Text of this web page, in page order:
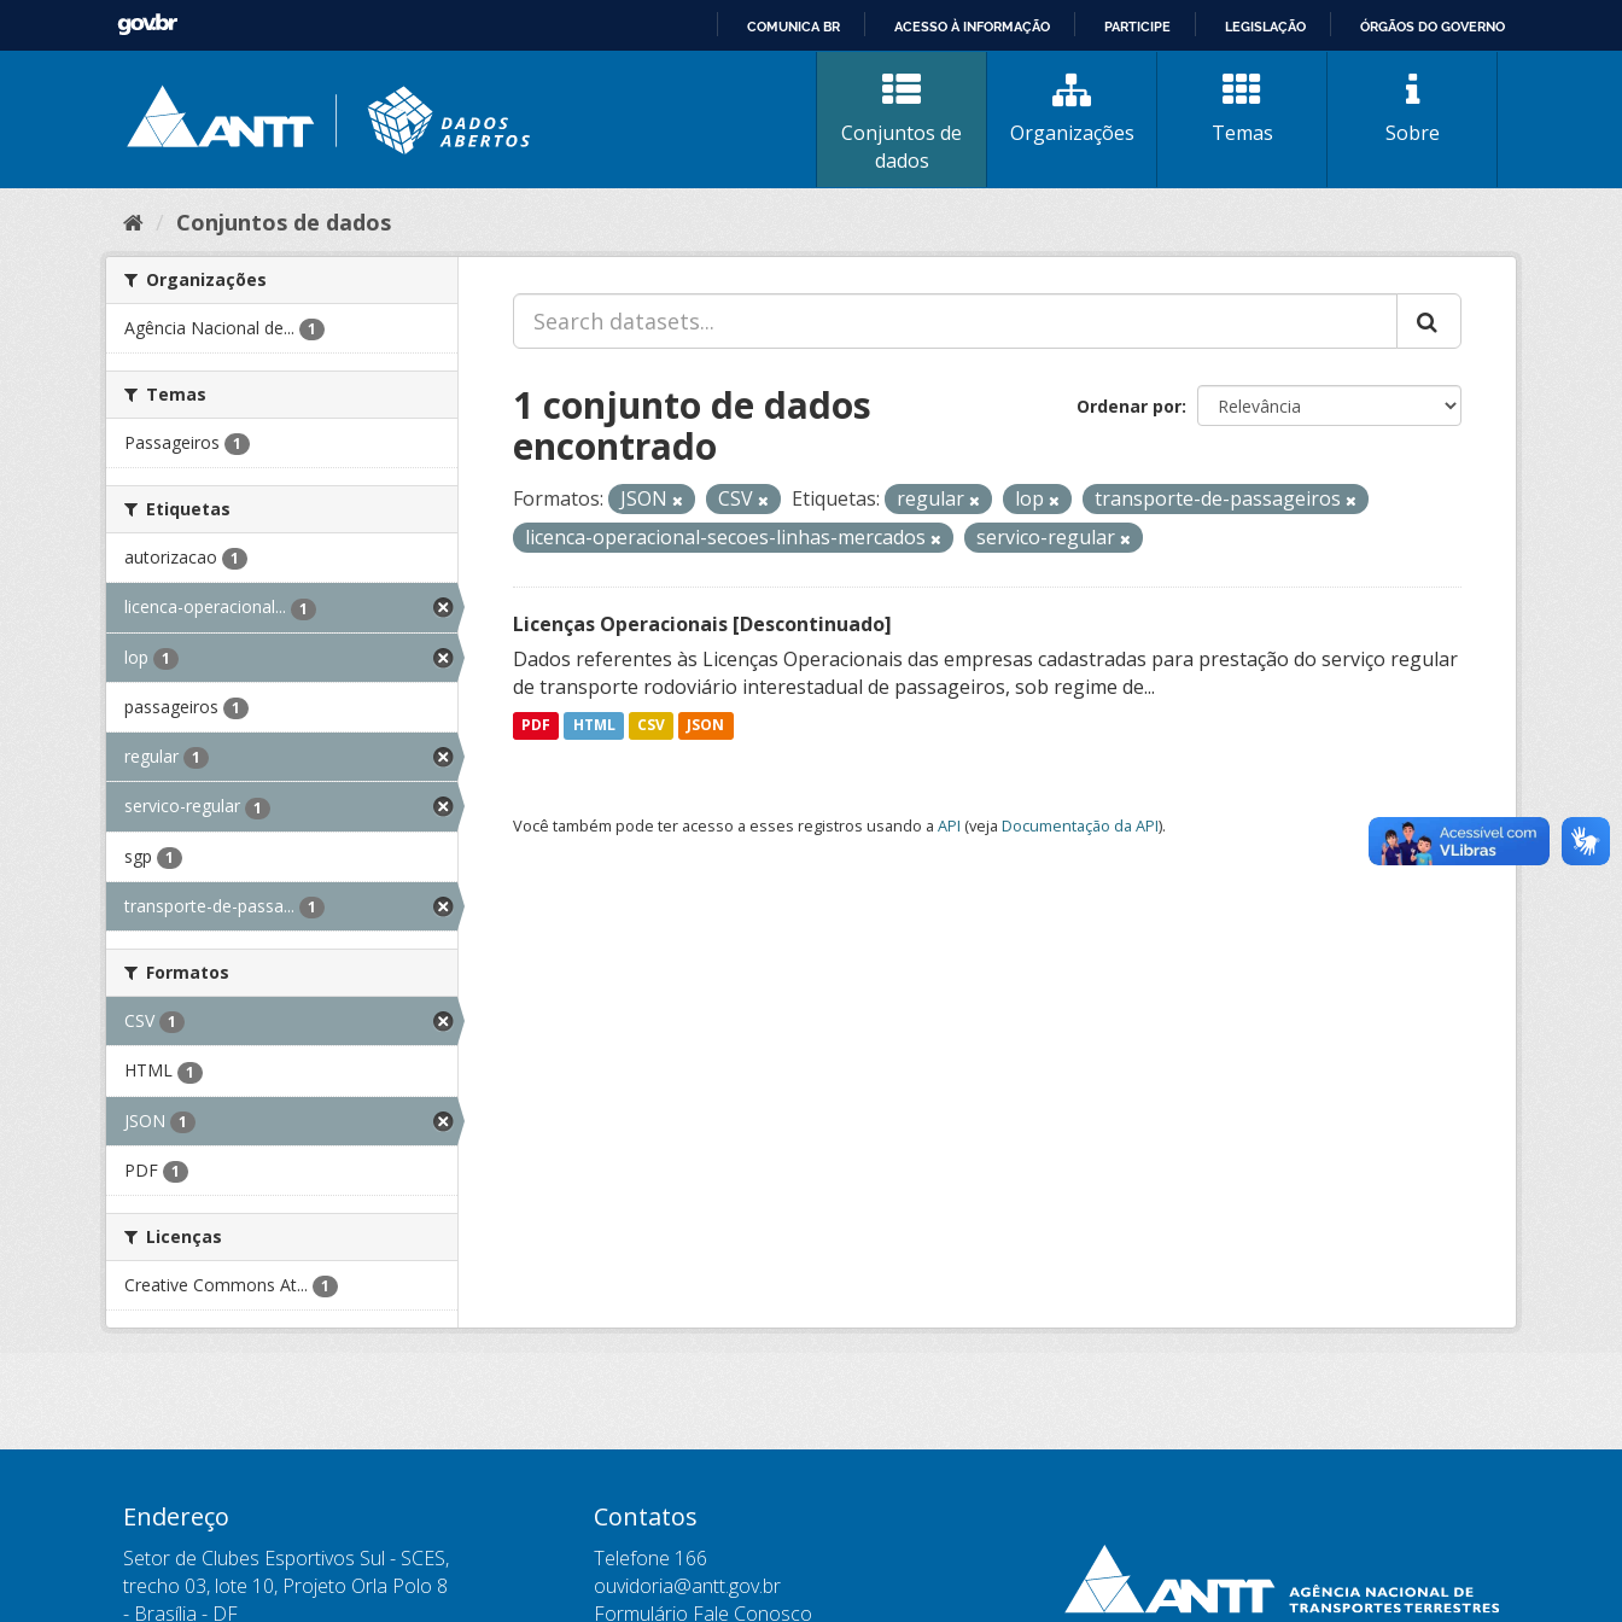
CONTEÚDO
COMUNICA BR ACESSO À INFORMAÇÃO PARTICIPE LEGISLAÇÃO ÓRGÃOS DO GOVERNO
Conjuntos de
dados
Organizações Temas Sobre
Conjuntos de dados
Organizações
Agência Nacional de... 1
Temas
Passageiros 1
Etiquetas
autorizacao 1
licenca-operacional... 1
lop 1
passageiros 1
regular 1
servico-regular 1
sgp 1
transporte-de-passa... 1
Formatos
CSV 1
HTML 1
JSON 1
PDF 1
Licenças
Creative Commons At... 1
Ordenar por
1 conjunto de dados
encontrado
Formatos: JSON CSV Etiquetas: regular lop
transporte-de-passageiros
licenca-operacional-secoes-linhas-mercados
servico-regular
Licenças Operacionais [Descontinuado]
Dados referentes às Licenças Operacionais das empresas cadastradas para prestação do serviço regular
de transporte rodoviário interestadual de passageiros, sob regime de...
PDF HTML CSV JSON
Você também pode ter acesso a esses registros usando a API (veja Documentação da API).
Endereço
Setor de Clubes Esportivos Sul - SCES,
trecho 03, lote 10, Projeto Orla Polo 8
- Brasília - DF
Contatos
Telefone 166
ouvidoria@antt.gov.br
Formulário Fale Conosco